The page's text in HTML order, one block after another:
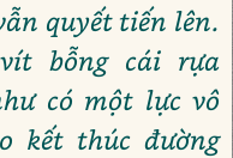
quyết tiến lên.
bỗng cái rựa
có một lực vô
kết thúc đường